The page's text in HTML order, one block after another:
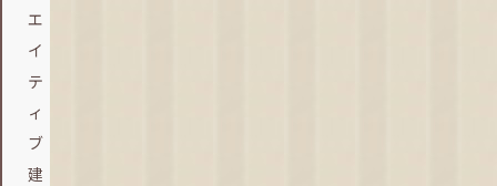
エ
イ
テ
ィ
ブ
建